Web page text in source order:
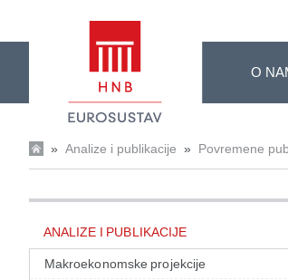
O
» Analize i publikacije » Povremene
ANALIZE I PUBLIKACIJE
Makroekonomske projekcije